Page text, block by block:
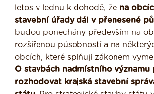
letos v lednu k dohodě, že na
stavební úřady dál v přenesené
budou ponechány především na
rozšířenou působností a na
obcích, které splňují zákonem
O stavbách nadmístního významu
rozhodovat krajská stavební